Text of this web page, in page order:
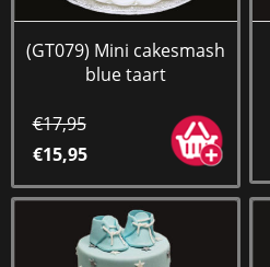
(GT079) Mini cakesmash
blue taart
€17,95
€15,95